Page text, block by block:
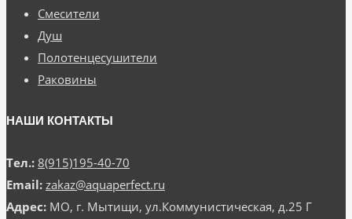
Смесители
Душ
Полотенцесушители
Раковины
НАШИ КОНТАКТЫ
Тел.: 8(915)195-40-70
Email: zakaz@aquaperfect.ru
Адрес: МО, г. Мытищи, ул.Коммунистическая, д.25 Г